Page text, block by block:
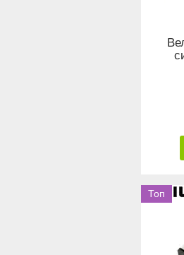
Топ